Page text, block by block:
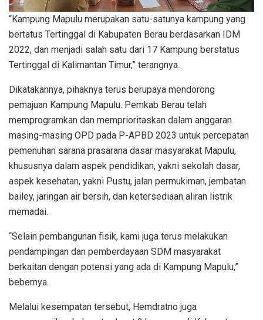
“Kampung Mapulu merupakan satu-satunya kampung yang
bertatus Tertinggal di Kabupaten Berau berdasarkan IDM
2022, dan menjadi salah satu dari 17 Kampung berstatus
Tertinggal di Kalimantan Timur,” terangnya.
Dikatakannya, pihaknya terus berupaya mendorong
pemajuan Kampung Mapulu. Pemkab Berau telah
memprogramkan dan memprioritaskan dalam anggaran
masing-masing OPD pada P-APBD 2023 untuk percepatan
pemenuhan sarana prasarana dasar masyarakat Mapulu,
khususnya dalam aspek pendidikan, yakni sekolah dasar,
aspek kesehatan, yakni Pustu, jalan permukiman, jembatan
bailey, jaringan air bersih, dan ketersediaan aliran listrik
memadai.
“Selain pembangunan fisik, kami juga terus melakukan
pendampingan dan pemberdayaan SDM masyarakat
berkaitan dengan potensi yang ada di Kampung Mapulu,”
bebernya.
Melalui kesempatan tersebut, Hemdratno juga